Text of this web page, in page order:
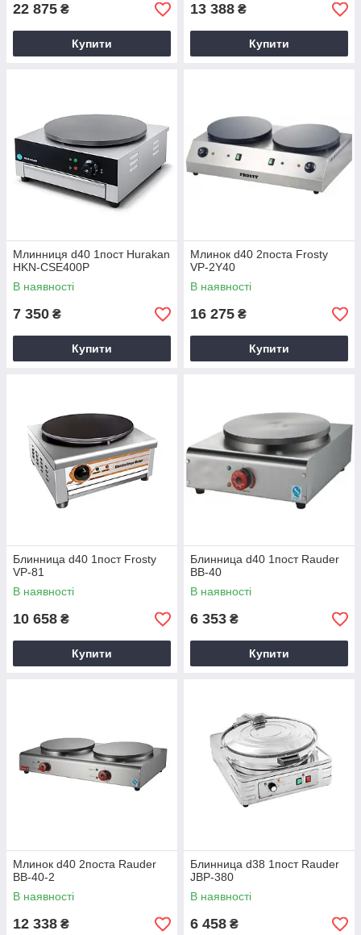
22 875 ₴
Купити
13 388 ₴
Купити
Млинниця d40 1пост Hurakan
HKN-CSE400P
В наявності
7 350 ₴
Купити
Млинок d40 2поста Frosty
VP-2Y40
В наявності
16 275 ₴
Купити
Блинница d40 1пост Frosty
VP-81
В наявності
10 658 ₴
Купити
Блинница d40 1пост Rauder
BB-40
В наявності
6 353 ₴
Купити
Млинок d40 2поста Rauder
BB-40-2
В наявності
12 338 ₴
Блинница d38 1пост Rauder
JBP-380
В наявності
6 458 ₴